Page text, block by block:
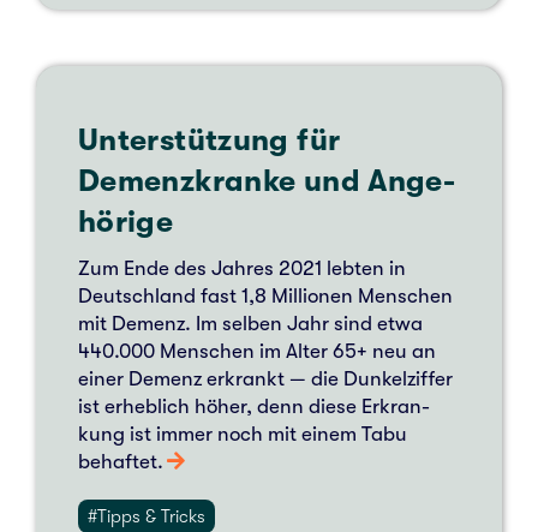
Unterstützung für
Demenz­kran­ke und Ange­
hö­ri­ge
Zum Ende des Jahres 2021 lebten in
Deutsch­land fast 1,8 Mil­lio­nen Men­schen
mit Demenz. Im selben Jahr sind etwa
440.000 Men­schen im Alter 65+ neu an
einer Demenz erkrankt — die Dun­kel­zif­fer
ist erheb­lich höher, denn diese Erkran­
kung ist immer noch mit einem Tabu
behaf­tet.
#Tipps & Tricks